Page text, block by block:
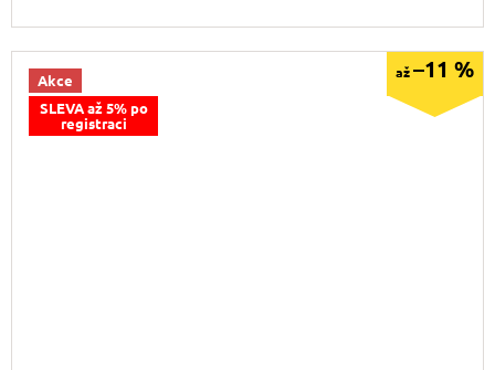
Akce
SLEVA až 5% po
registraci
až–11 %